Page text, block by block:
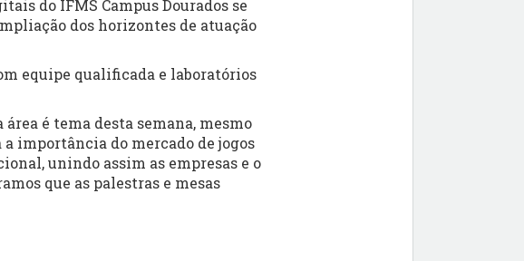
do IFMS Campus Dourados se
dos horizontes de atuação
equipe qualificada e laboratórios
é tema desta semana, mesmo
importância do mercado de jogos
unindo assim as empresas e o
que as palestras e mesas